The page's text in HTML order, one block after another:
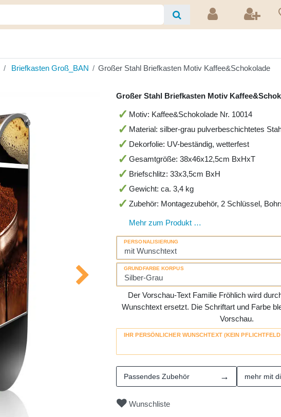
Briefkasten Groß_BAN Großer Stahl Briefkasten Motiv Kaffee&Schokolade
Großer Stahl Briefkasten Motiv
Motiv: Kaffee&Schokolade Nr. 10014
Material: silber-grau pulverbeschichtetes
Dekorfolie: UV-beständig, wetterfest
Gesamtgröße: 38x46x12,5cm BxHxT
Briefschlitz: 33x3,5cm BxH
Gewicht: ca. 3,4 kg
Zubehör: Montagezubehör, 2 Schlüssel,
Mehr zum Produkt …
PERSONALISIERUNG
GRUNDFARBE KORPUS
Der Vorschau-Text Familie Fröhlich wird
Wunschtext ersetzt. Die Schriftart und Farbe
Vorschau.
IHR PERSÖNLICHER WUNSCHTEXT (KEIN
Passendes Zubehör → mehr mit
Wunschliste